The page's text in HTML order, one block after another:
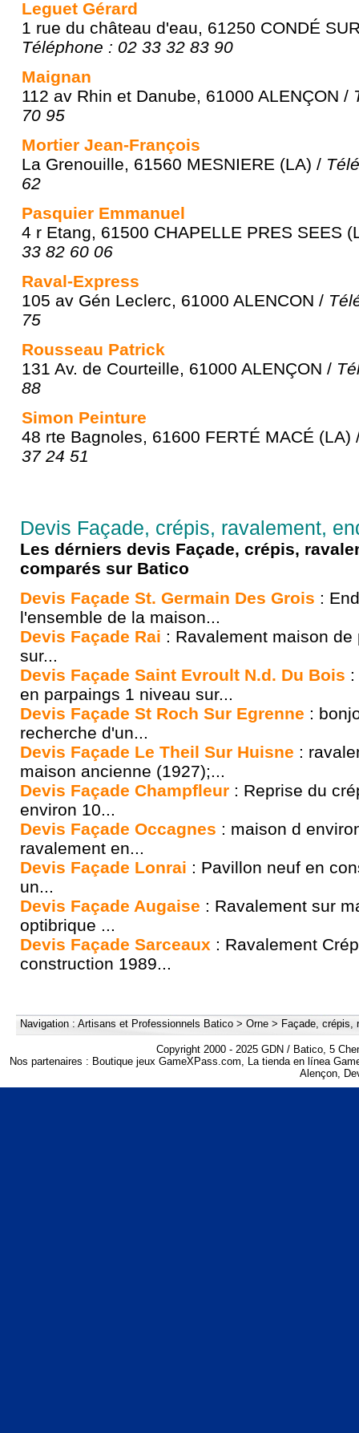
Leguet Gérard
1 rue du château d'eau, 61250 CONDÉ
Téléphone : 02 33 32 83 90
Maignan
112 av Rhin et Danube, 61000 ALENÇON /
70 95
Mortier Jean-François
La Grenouille, 61560 MESNIERE (LA) /
62
Pasquier Emmanuel
4 r Etang, 61500 CHAPELLE PRES SEES
33 82 60 06
Raval-Express
105 av Gén Leclerc, 61000 ALENCON /
75
Rousseau Patrick
131 Av. de Courteille, 61000 ALENÇON /
88
Simon Peinture
48 rte Bagnoles, 61600 FERTÉ MACÉ (LA)
37 24 51
Devis Façade, crépis, ravalement,
Les dérniers devis Façade, crépis,
comparés sur Batico
Devis Façade St. Germain Des Grois :
l'ensemble de la maison...
Devis Façade Rai : Ravalement maison de
sur...
Devis Façade Saint Evroult N.d. Du Bois
en parpaings 1 niveau sur...
Devis Façade St Roch Sur Egrenne :
recherche d'un...
Devis Façade Le Theil Sur Huisne :
maison ancienne (1927);...
Devis Façade Champfleur : Reprise du
environ 10...
Devis Façade Occagnes : maison d
ravalement en...
Devis Façade Lonrai : Pavillon neuf en
un...
Devis Façade Augaise : Ravalement sur
optibrique ...
Devis Façade Sarceaux : Ravalement
construction 1989...
Navigation : Artisans et Professionnels Batico > Orne > Façade, crépis,
Copyright 2000 - 2025 GDN / Batico, 5
Nos partenaires : Boutique jeux GameXPass.com, La tienda en línea
Alençon,